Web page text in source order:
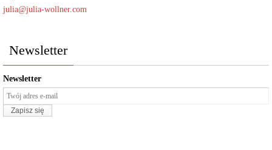
julia@julia-wollner.com
Newsletter
Newsletter